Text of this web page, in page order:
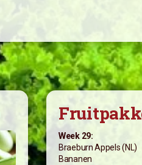
Week 29:
Braeburn Appels (NL)
Bananen